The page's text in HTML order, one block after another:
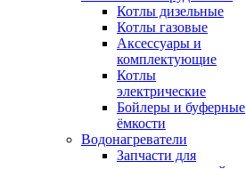
Котлы дизельные
Котлы газовые
Аксессуары и
комплектующие
Котлы
электрические
Бойлеры и буферные
ёмкости
Водонагреватели
Запчасти для